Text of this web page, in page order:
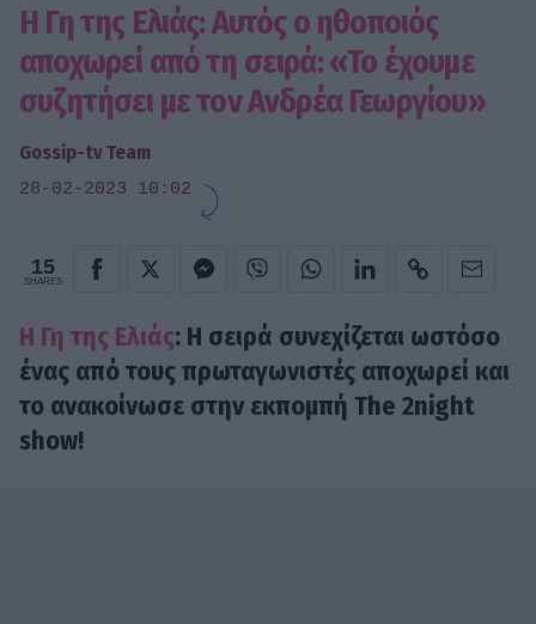
Η Γη της Ελιάς: Αυτός ο ηθοποιός
αποχωρεί από τη σειρά: «Το έχουμε
συζητήσει με τον Ανδρέα Γεωργίου»
Gossip-tv Team
28-02-2023 10:02
15
SHARES
Η Γη της Ελιάς: Η σειρά συνεχίζεται ωστόσο
ένας από τους πρωταγωνιστές αποχωρεί και
το ανακοίνωσε στην εκπομπή The 2night
show!